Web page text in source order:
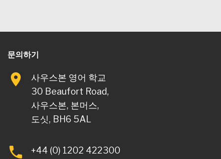
문의하기
사우스본 영어 학교
30 Beaufort Road,
사우스본, 본머스,
도싯, BH6 5AL
+44 (0) 1202 422300